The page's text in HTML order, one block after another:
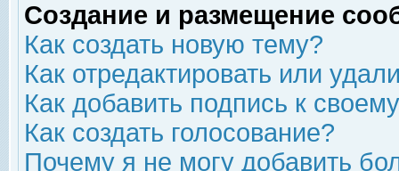
Создание и размещение
Как создать новую тему?
Как отредактировать или
Как добавить подпись к
Как создать голосование?
Почему я не могу добавить